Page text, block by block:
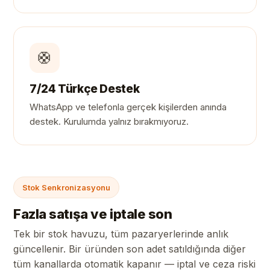
🛟
7/24 Türkçe Destek
WhatsApp ve telefonla gerçek kişilerden anında
destek. Kurulumda yalnız bırakmıyoruz.
Stok Senkronizasyonu
Fazla satışa ve iptale son
Tek bir stok havuzu, tüm pazaryerlerinde anlık
güncellenir. Bir üründen son adet satıldığında diğer
tüm kanallarda otomatik kapanır — iptal ve ceza riski